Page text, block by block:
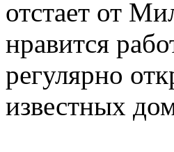
отстает от
нравится
регулярно
известных